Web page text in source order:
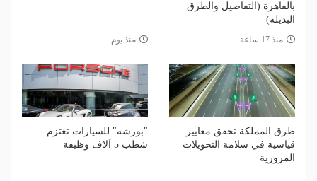
بالقاهرة (التفاصيل والطرق
البديلة)
منذ 17 ساعة منذ يوم
طرق المملكة تحقق معايير
قياسية في سلامة التحويلات
المرورية
"بورشه" للسيارات تعتزم
شطب 5 آلاف وظيفة